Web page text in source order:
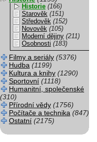
Historie (166)
Starověk (151)
Středověk (152)
Novověk (105)
Moderní dějiny (211)
Osobnosti (183)
Filmy a seriály (5376)
Hudba (1199)
Kultura a knihy (1290)
Sportovní (1118)
Humanitní, společenské
(310)
Přírodní vědy (1756)
Počítače a technika (847)
Ostatní (2175)